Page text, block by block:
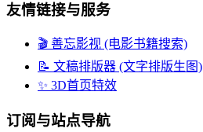
友情链接与服务
🎬 善忘影视 (电影书籍搜索)
📝 文稿排版器 (文字排版生图)
✨ 3D首页特效
订阅与站点导航